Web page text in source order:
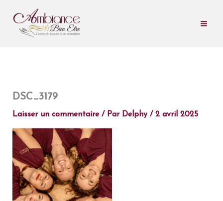
contenu
DSC_3179
Laisser un commentaire / Par Delphy / 2 avril 2025